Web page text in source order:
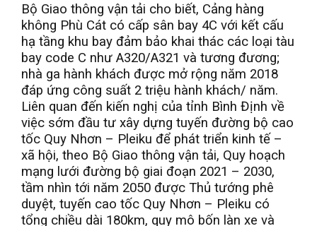
Bộ Giao thông vận tải cho biết, Cảng hàng
không Phù Cát có cấp sân bay 4C với kết cấu
hạ tầng khu bay đảm bảo khai thác các loại tàu
bay code C như A320/A321 và tương đương;
nhà ga hành khách được mở rộng năm 2018
đáp ứng công suất 2 triệu hành khách/ năm.
Liên quan đến kiến nghị của tỉnh Bình Định về
việc sớm đầu tư xây dựng tuyến đường bộ cao
tốc Quy Nhơn – Pleiku để phát triển kinh tế –
xã hội, theo Bộ Giao thông vận tải, Quy hoạch
mạng lưới đường bộ giai đoạn 2021 – 2030,
tầm nhìn tới năm 2050 được Thủ tướng phê
duyệt, tuyến cao tốc Quy Nhơn – Pleiku có
tổng chiều dài 180km, quy mô bốn làn xe và